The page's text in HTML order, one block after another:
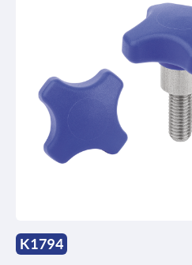
K1794